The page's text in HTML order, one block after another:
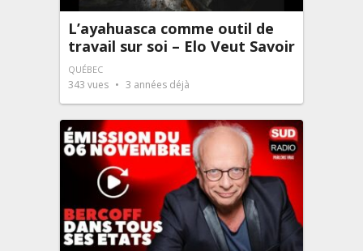
L’ayahuasca comme outil de
travail sur soi – Elo Veut Savoir
QUÉBEC
343 vues 3 années déjà